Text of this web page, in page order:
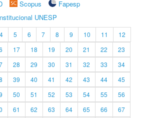
Scopus
Fapesp
UNESP
4 5 6 7 8 9 10 11
12
17 18 19 20 21 22
23
28 29 30 31 32 33
34
39 40 41 42 43 44
45
50 51 52 53 54 55
56
61 62 63 64 65 66
67